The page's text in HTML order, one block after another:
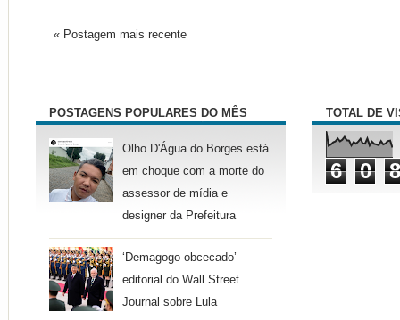
« Postagem mais recente
POSTAGENS POPULARES DO MÊS
Olho D'Água do Borges está
em choque com a morte do
assessor de mídia e
designer da Prefeitura
‘Demagogo obcecado’ –
editorial do Wall Street
Journal sobre Lula
TOTAL DE
6 0 8